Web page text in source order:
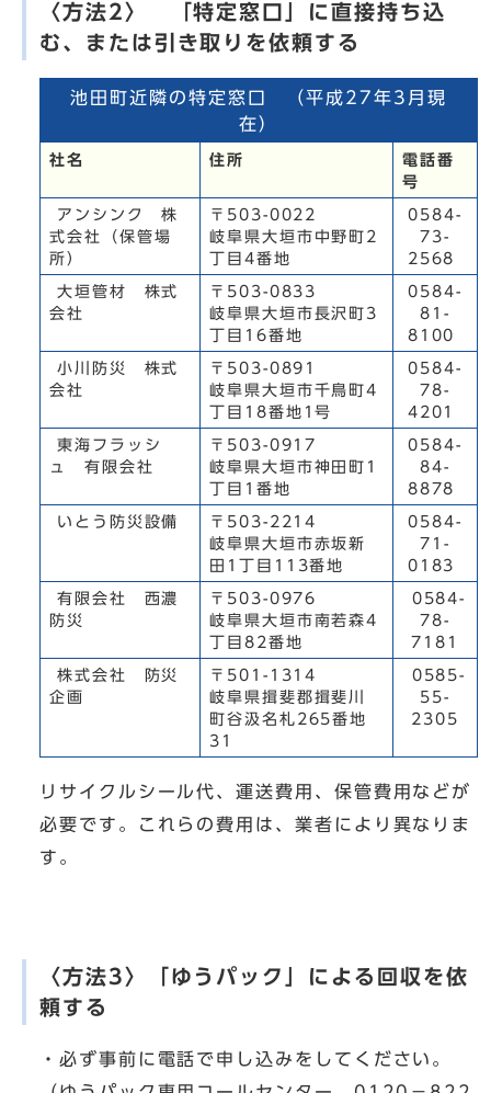
〈方法2〉 「特定窓口」に直接持ち込
む、または引き取りを依頼する
池田町近隣の特定窓口 （平成27年3月現
在）
社名 住所
電話番
号
アンシンク 株
式会社（保管場
所）
〒503-0022
岐阜県大垣市中野町2
丁目4番地
0584-
73-
2568
大垣管材 株式
会社
〒503-0833
岐阜県大垣市長沢町3
丁目16番地
0584-
81-
8100
小川防災 株式
会社
〒503-0891
岐阜県大垣市千鳥町4
丁目18番地1号
0584-
78-
4201
東海フラッシ
ュ 有限会社
〒503-0917
岐阜県大垣市神田町1
丁目1番地
0584-
84-
8878
いとう防災設備
〒503-2214
岐阜県大垣市赤坂新
田1丁目113番地
0584-
71-
0183
有限会社 西濃
防災
〒503-0976
岐阜県大垣市南若森4
丁目82番地
0584-
78-
7181
株式会社 防災
企画
〒501-1314
岐阜県揖斐郡揖斐川
町谷汲名札265番地
31
0585-
55-
2305
リサイクルシール代、運送費用、保管費用などが
必要です。これらの費用は、業者により異なりま
す。
〈方法3〉「ゆうパック」による回収を依
頼する
・必ず事前に電話で申し込みをしてください。